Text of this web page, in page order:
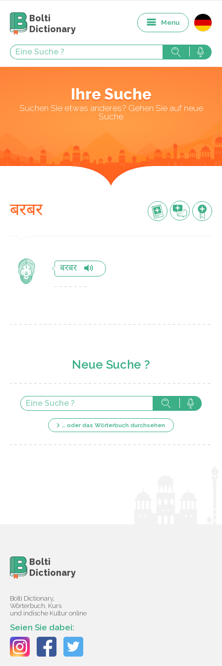
Bolti
Dictionary
Menu
Ihre Suche
Suchen Sie etwas anderes? Gehen Sie auf neue
Suche
बरबर
बरबर
Neue Suche ?
… oder das Wörterbuch durchsehen
Bolti
Dictionary
Bolti Dictionary,
Wörterbuch, Kurs
und indische Kultur online
Seien Sie dabei: